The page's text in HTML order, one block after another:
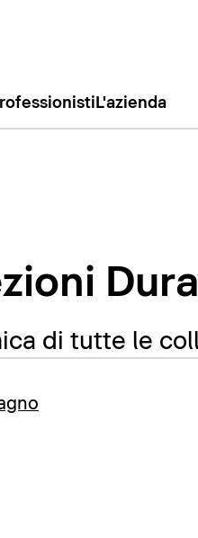
L'azienda
di tutte le